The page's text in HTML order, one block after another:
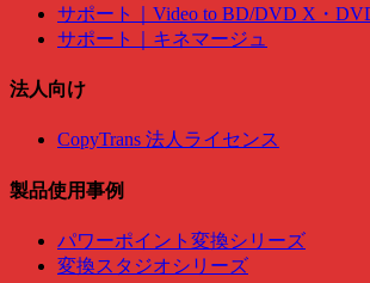
サポート｜Video to BD/DVD X・
サポート｜キネマージュ
法人向け
CopyTrans 法人ライセンス
製品使用事例
パワーポイント変換シリーズ
変換スタジオシリーズ